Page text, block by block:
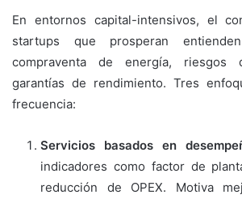
En entornos capital-intensivos, el
startups que prosperan
compraventa de energía, riesgos
garantías de rendimiento. Tres
frecuencia:
Servicios basados en
indicadores como factor de
reducción de OPEX. Motiva